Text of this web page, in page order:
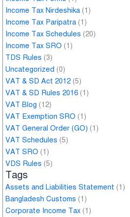
Income Tax Nirdeshika (1)
Income Tax Paripatra (1)
Income Tax Schedules (20)
Income Tax SRO (1)
TDS Rules (3)
Uncategorized (0)
VAT & SD Act 2012 (5)
VAT & SD Rules 2016 (1)
VAT Blog (12)
VAT Exemption SRO (1)
VAT General Order (GO) (1)
VAT Schedules (5)
VAT SRO (1)
VDS Rules (5)
Tags
Assets and Liabilities Statement (1)
Bangladesh Customs (1)
Corporate Income Tax (1)